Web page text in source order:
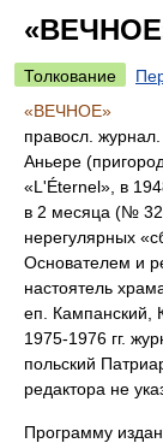
Толкование
«ВЕЧНОЕ»
правосл.
Аньере
«L'Éternel», в
в 2 месяца (№
нерегулярных
Основателем и
настоятель
еп. Кампанский,
1975-1976 гг.
польский
редактора не
Программу